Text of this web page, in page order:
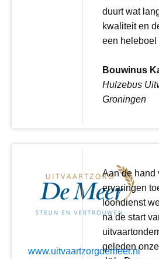
duurt wat
kwaliteit en
een heleboel
Bouwinus
Hulzebus
Groningen
www.uitvaartzorgdemeer.nl
Aan de hand
ervaringen
loondienst
na de start
geleden